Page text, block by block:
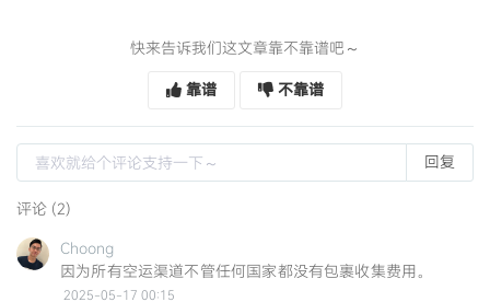
快来告诉我们这文章靠不靠谱吧～
靠谱 不靠谱
回复
评论 (2)
Choong
因为所有空运渠道不管任何国家都没有包裹收集费用。
2025-05-17 00:15